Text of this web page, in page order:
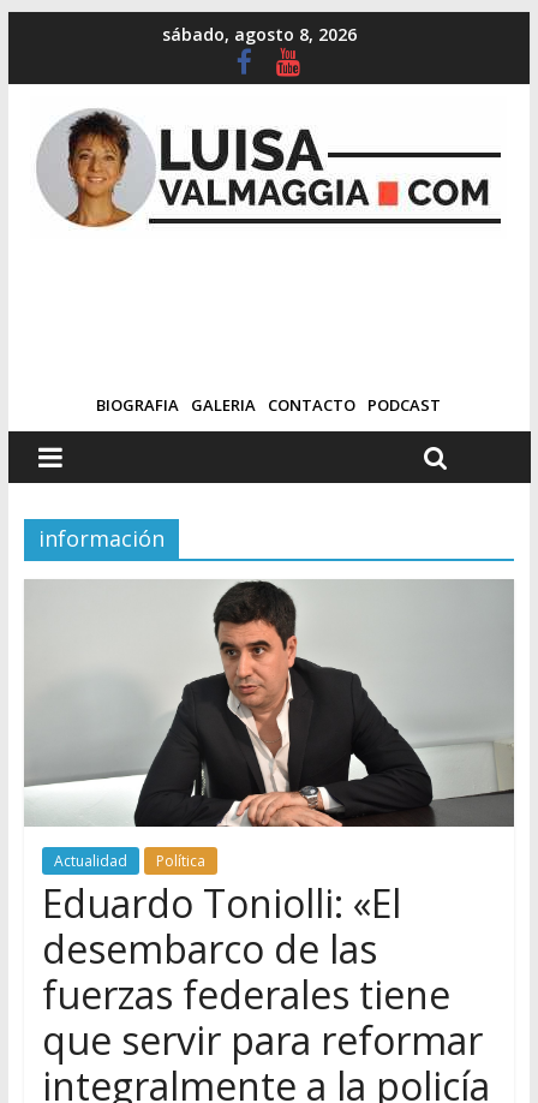
sábado, agosto 8, 2026
BIOGRAFIA GALERIA CONTACTO PODCAST
información
Actualidad Política
Eduardo Toniolli: «El
desembarco de las
fuerzas federales tiene
que servir para reformar
integralmente a la policía